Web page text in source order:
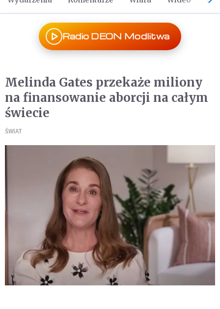
Radio DEON Modlitwa
Melinda Gates przekaże miliony
na finansowanie aborcji na całym
świecie
ŚWIAT